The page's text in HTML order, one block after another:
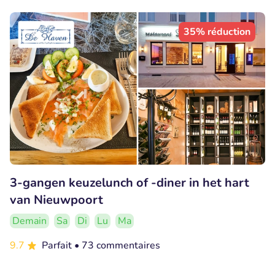
35% réduction
3-gangen keuzelunch of -diner in het hart
van Nieuwpoort
Demain Sa Di Lu
Ma
9.7
Parfait • 73 commentaires